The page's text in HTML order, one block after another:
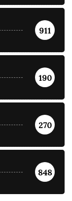
911
190
270
848